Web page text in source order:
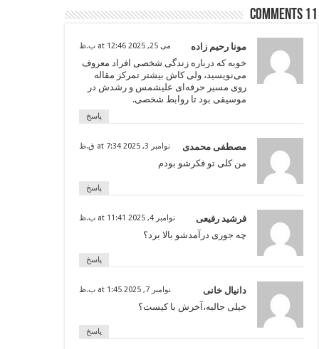
11 comments
مونا رحیم زاده می 25, 2025 at 12:46 ب.ظ
خوبه که درباره زندگی شخصی افراد معروف
می‌نویسید، ولی کاش بیشتر تمرکز مقاله
روی مسیر حرفه‌ای علیشمس و رشدش در
موسیقی بود تا روابط شخصی.
پاسخ
مصطفی محمدی نوامبر 3, 2025 at 7:34 ق.ظ
من کلی تو فکرشو بودم
پاسخ
فرشید رفیعی نوامبر 4, 2025 at 11:41 ب.ظ
چه جوری درآمدشو بالا برد؟
پاسخ
دانیال خانی نوامبر 7, 2025 at 1:45 ب.ظ
خیلی جالبه،آخرش با کیست؟
پاسخ